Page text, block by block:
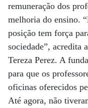
remuneração dos
melhoria do ensino.
posição tem força
sociedade”, acredita
Tereza Perez. A
para que os
oficinas oferecidos
Até agora, não